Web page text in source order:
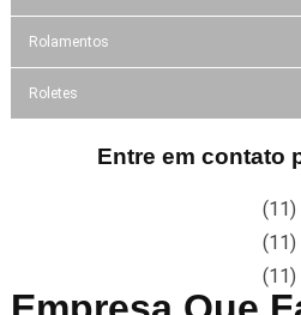
Rolamentos
Roletes
Entre em contato
(11)
(11)
(11)